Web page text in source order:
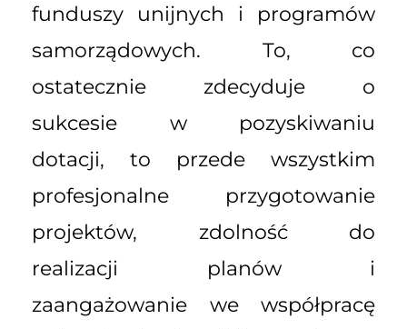
funduszy unijnych i programów
samorządowych. To, co
ostatecznie zdecyduje o
sukcesie w pozyskiwaniu
dotacji, to przede wszystkim
profesjonalne przygotowanie
projektów, zdolność do
realizacji planów i
zaangażowanie we współpracę